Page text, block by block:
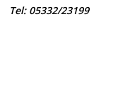
Tel: 05332/23199